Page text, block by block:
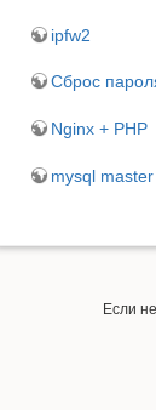
ipfw2
Сброс
Nginx + PHP
mysql
Если